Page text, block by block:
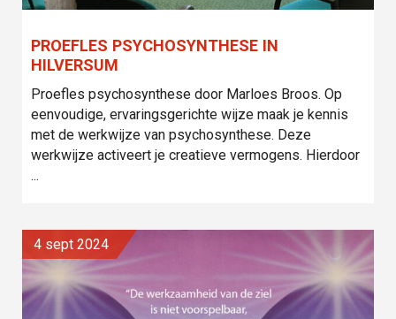
PROEFLES PSYCHOSYNTHESE IN
HILVERSUM
Proefles psychosynthese door Marloes Broos. Op
eenvoudige, ervaringsgerichte wijze maak je kennis
met de werkwijze van psychosynthese. Deze
werkwijze activeert je creatieve vermogens. Hierdoor
...
4 sept 2024